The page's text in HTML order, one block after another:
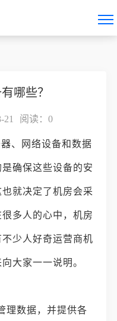
哪些？
21 阅读： 0
、网络设备和数据
确保这些设备的安
就决定了机房会采
多人的心中，机房
少人好奇运营商机
大家一一说明。
理数据，并提供各